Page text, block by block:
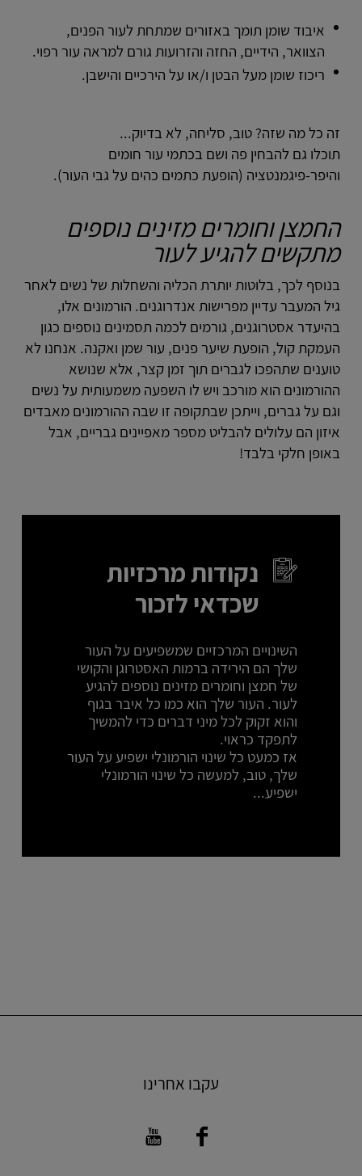
איבוד שומן תומך באזורים שמתחת לעור הפנים,
הצוואר, הידיים, החזה והזרועות גורם למראה עור רפוי.
ריכוז שומן מעל הבטן ו/או על הירכיים והישבן.
זה כל מה שזה? טוב, סליחה, לא בדיוק...
תוכלו גם להבחין פה ושם בכתמי עור חומים
והיפר-פיגמנטציה (הופעת כתמים כהים על גבי העור).
החמצן וחומרים מזינים נוספים
מתקשים להגיע לעור
בנוסף לכך, בלוטות יותרת הכליה והשחלות של נשים לאחר
גיל המעבר עדיין מפרישות אנדרוגנים. הורמונים אלו,
בהיעדר אסטרוגנים, גורמים לכמה תסמינים נוספים כגון
העמקת קול, הופעת שיער פנים, עור שמן ואקנה. אנחנו לא
טוענים שתהפכו לגברים תוך זמן קצר, אלא שנושא
ההורמונים הוא מורכב ויש לו השפעה משמעותית על נשים
וגם על גברים, וייתכן שבתקופה זו שבה ההורמונים מאבדים
איזון הם עלולים להבליט מספר מאפיינים גבריים, אבל
באופן חלקי בלבד!
נקודות מרכזיות
שכדאי לזכור
השינויים המרכזיים שמשפיעים על העור
שלך הם הירידה ברמות האסטרוגן והקושי
של חמצן וחומרים מזינים נוספים להגיע
לעור. העור שלך הוא כמו כל איבר בגוף
והוא זקוק לכל מיני דברים כדי להמשיך
לתפקד כראוי.
אז כמעט כל שינוי הורמונלי ישפיע על העור
שלך, טוב, למעשה כל שינוי הורמונלי
ישפיע...
עקבו אחרינו